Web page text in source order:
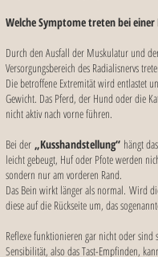
Welche Symptome treten bei einer
Durch den Ausfall der Muskulatur und
Versorgungsbereich des Radialisnervs
Die betroffene Extremität wird entlastet
Gewicht. Das Pferd, der Hund oder die
nicht aktiv nach vorne führen.
Bei der „Kusshandstellung“ hängt
leicht gebeugt, Huf oder Pfote werden
sondern nur am vorderen Rand.
Das Bein wirkt länger als normal. Wird
diese auf die Rückseite um, das
Reflexe funktionieren gar nicht oder sind
Sensibilität, also das Tast-Empfinden,